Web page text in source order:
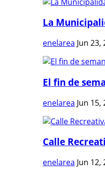
La
enelarea Jun 23,
El fin de
enelarea Jun 15,
Calle
enelarea Jun 12,